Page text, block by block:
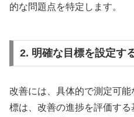
的な問題点を特定します。
2. 明確な目標を設定す
改善には、具体的で測定可
標は、改善の進捗を評価す